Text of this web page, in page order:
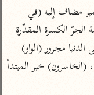
المأثور
الدر المنثور
تفسير ابن أبي حاتم
تفسير مقاتل